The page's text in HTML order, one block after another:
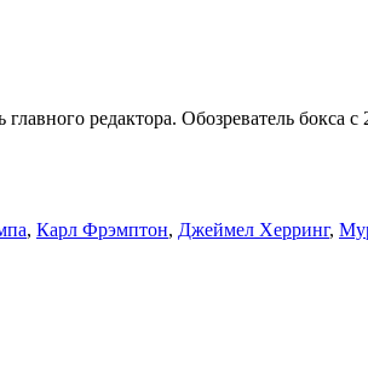
редактора. Обозреватель бокса
, Карл Фрэмптон, Джеймел Херринг,